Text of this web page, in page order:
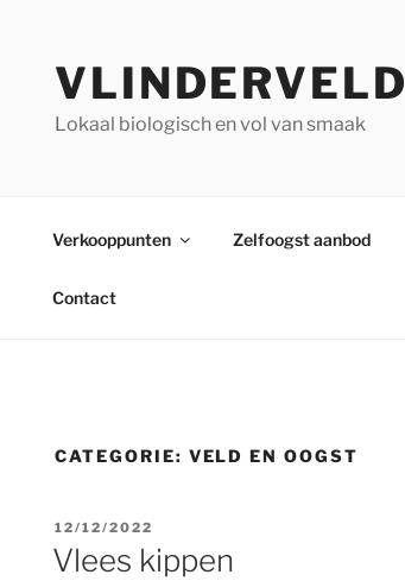
VLINDERVELD
Lokaal biologisch en vol van smaak
Verkooppunten Zelfoogst aanbod
Contact
CATEGORIE: VELD EN OOGST
GEPLAATST
OP
12/12/2022
Vlees kippen